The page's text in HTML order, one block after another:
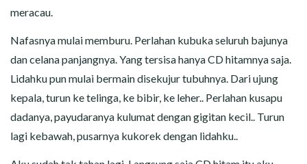
meracau.
Nafasnya mulai memburu. Perlahan kubuka seluruh bajunya
dan celana panjangnya. Yang tersisa hanya CD hitamnya saja.
Lidahku pun mulai bermain disekujur tubuhnya. Dari ujung
kepala, turun ke telinga, ke bibir, ke leher.. Perlahan kusapu
dadanya, payudaranya kulumat dengan gigitan kecil.. Turun
lagi kebawah, pusarnya kukorek dengan lidahku..